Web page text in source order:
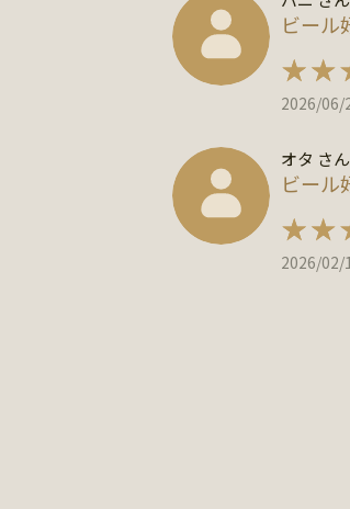
ビール
2026/06/
オタ さん
ビール
2026/02/